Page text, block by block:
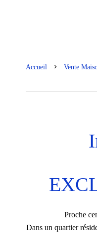
Accueil Vente
Proche
Dans un quartier